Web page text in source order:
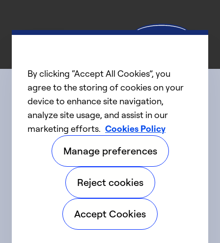
Connect with us
linkedIntwitter facebookyoutube
©2025 Carrier. Tous droits réservés.
Accessibilité Avis sur la confidentialité
Conditions d'utilisation Parlez fort
By clicking “Accept All Cookies”, you
agree to the storing of cookies on your
device to enhance site navigation,
analyze site usage, and assist in our
marketing efforts. Cookies Policy
Manage preferences
Reject cookies
Accept Cookies